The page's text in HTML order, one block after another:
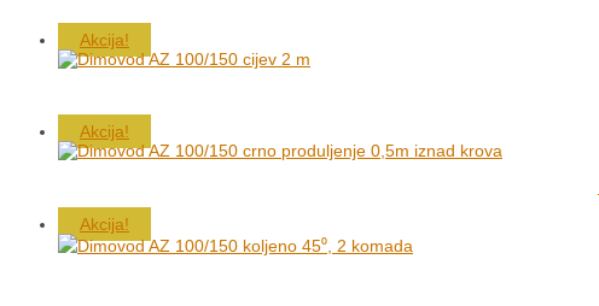
Akcija!
Akcija!
Akcija!